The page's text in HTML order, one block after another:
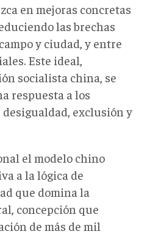
en mejoras concretas
las brechas
y ciudad, y entre
Este ideal,
socialista china, se
respuesta a los
exclusión y
el modelo chino
a la lógica de
que domina la
concepción que
de más de mil